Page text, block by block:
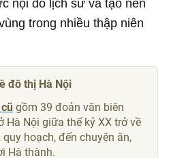
nội đô lịch sử và tạo nền
trong nhiều thập niên
đô thị Hà Nội
gồm 39 đoản văn biên
Hà Nội giữa thế kỷ XX trở về
hoạch, đến chuyện ăn,
Hà thành.